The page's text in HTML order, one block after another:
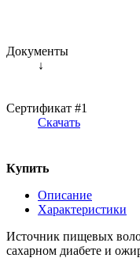
Документы
↓
Сертификат #1
Скачать
Купить
Описание
Характеристики
Источник пищевых
сахарном диабете и